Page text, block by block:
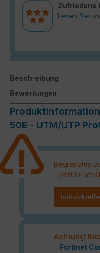
Zufriedene
Lesen Sie
Beschreibung
Bewertungen
50E - UTM/UTP
Begrenztes
jetzt Ihr
Achtung!
Fortinet